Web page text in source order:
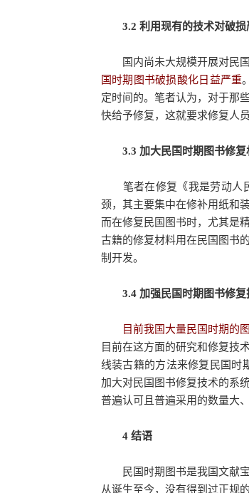
3.2 利用现有的技术对破
国内尚未大规模开展对民国
国时期图书破损酸化日益严重
定时间的。笔者认为，对于那
快给予修复，这就要求修复人
3.3 加大民国时期图书修复
笔者在修复《我是劳动人民
颈，其主要集中在修补用纸和
而在修复民国图书时，尤其是
古籍的修复材料用在民国图书
制开发。
3.4 加强民国时期图书修复
目前我国大量民国时期的
目前在这方面的研究和修复技
线装古籍的方法来修复民国时
加大对民国图书修复技术的系统
普遍认可且普遍采用的数量大
4 结语
民国时期图书是我国文献宝
从诞生至今，没有得到过正规